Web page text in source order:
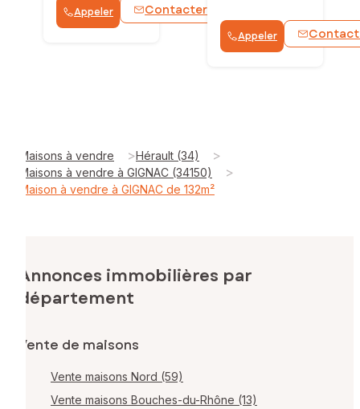
Appeler Contacter
Appeler
Maisons à vendre >Hérault (34) >
Maisons à vendre à GIGNAC (34150) >
Maison à vendre à GIGNAC de 132m²
Annonces immobilières par
département
Vente de maisons
Vente maisons Nord (59)
Vente maisons Bouches-du-Rhône (13)